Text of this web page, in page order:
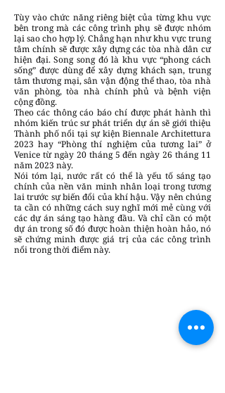
Tùy vào chức năng riêng biệt của từng khu vực
bên trong mà các công trình phụ sẽ được nhóm
lại sao cho hợp lý. Chẳng hạn như khu vực trung
tâm chính sẽ được xây dựng các tòa nhà dân cư
hiện đại. Song song đó là khu vực “phong cách
sống” được dùng để xây dựng khách sạn, trung
tâm thương mại, sân vận động thể thao, tòa nhà
văn phòng, tòa nhà chính phủ và bệnh viện
cộng đồng.
Theo các thông cáo báo chí được phát hành thì
nhóm kiến ​​trúc sư phát triển dự án sẽ giới thiệu
Thành phố nổi tại sự kiện Biennale Architettura
2023 hay “Phòng thí nghiệm của tương lai” ở
Venice từ ngày 20 tháng 5 đến ngày 26 tháng 11
năm 2023 này.
Nói tóm lại, nước rất có thể là yếu tố sáng tạo
chính của nền văn minh nhân loại trong tương
lai trước sự biến đổi của khí hậu. Vậy nên chúng
ta cần có những cách suy nghĩ mới mẻ cùng với
các dự án sáng tạo hàng đầu. Và chỉ cần có một
dự án trong số đó được hoàn thiện hoàn hảo, nó
sẽ chứng minh được giá trị của các công trình
nổi trong thời điểm này.